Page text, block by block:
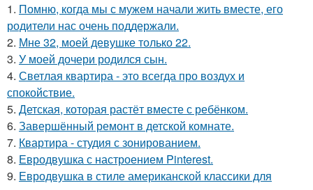
1. Помню, когда мы с мужем начали жить вместе, его
родители нас очень поддержали.
2. Мне 32, моей девушке только 22.
3. У моей дочери родился сын.
4. Светлая квартира - это всегда про воздух и
спокойствие.
5. Детская, которая растёт вместе с ребёнком.
6. Завершённый ремонт в детской комнате.
7. Квартира - студия с зонированием.
8. Евродвушка с настроением Pinterest.
9. Евродвушка в стиле американской классики для